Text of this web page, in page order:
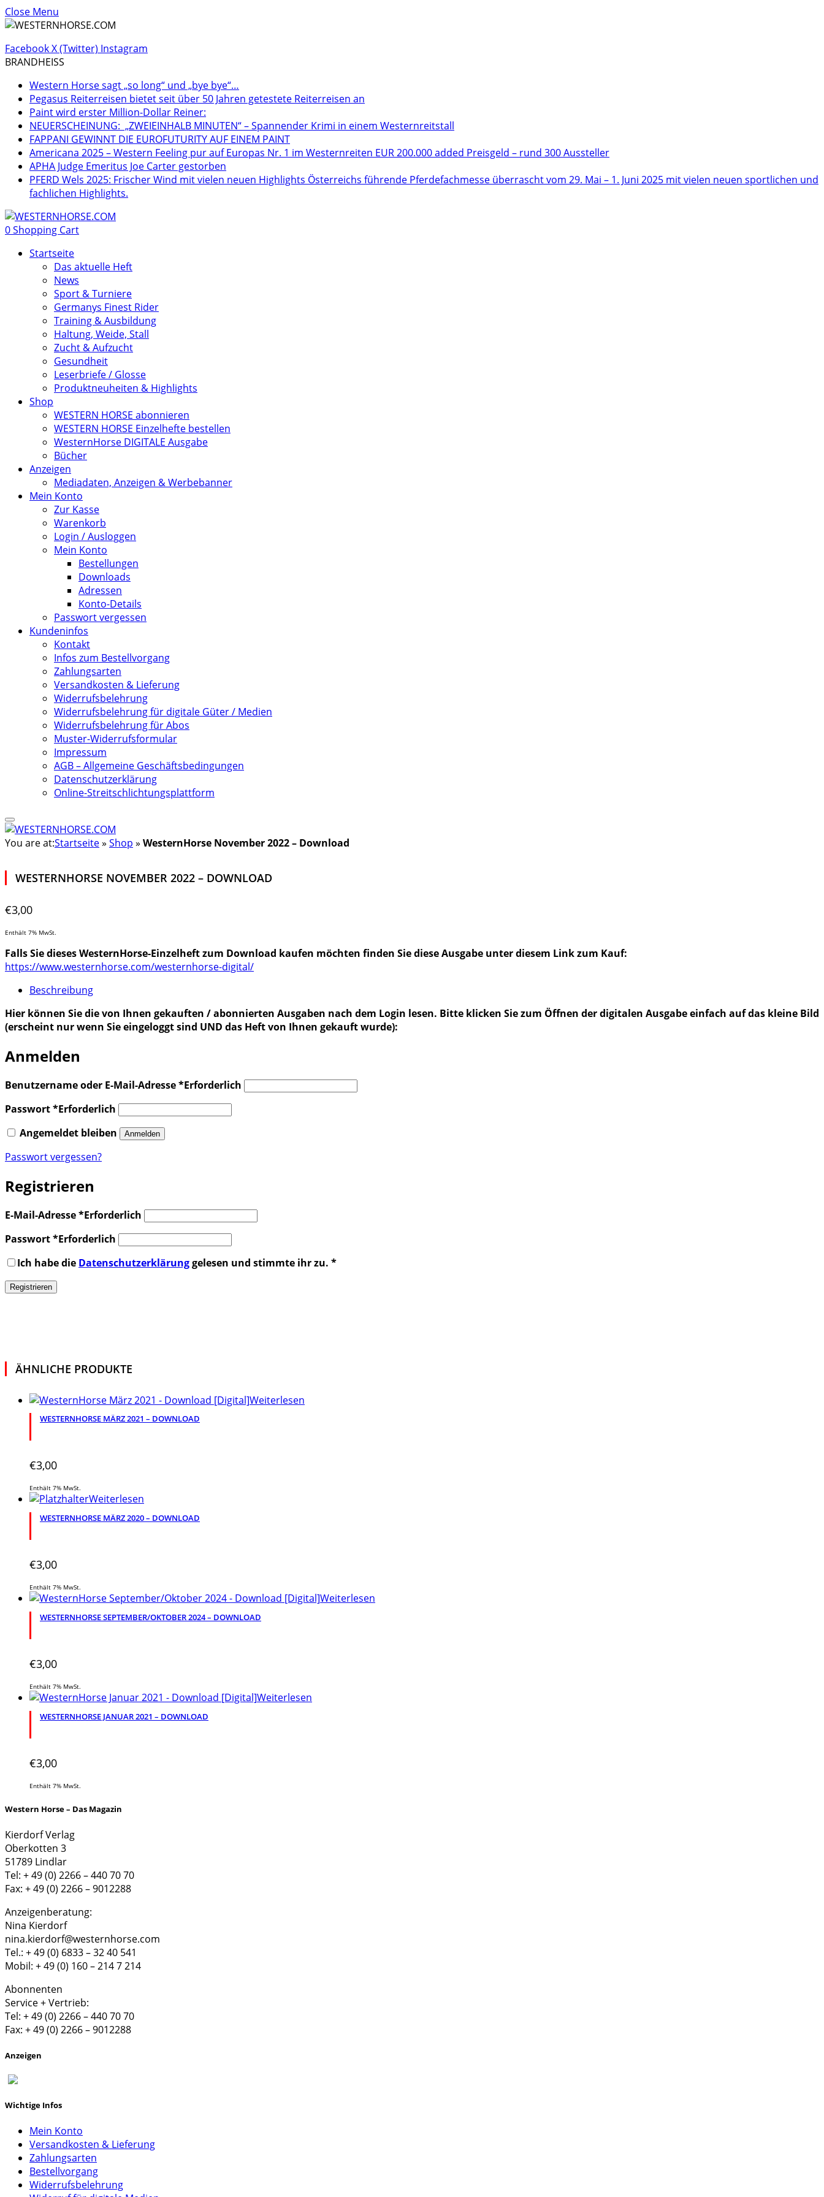
Close Menu
FacebookX (Twitter) Instagram
BRANDHEISS
Western Horse sagt „so long“ und „bye bye“…
Pegasus Reiterreisen bietet seit über 50 Jahren getestete Reiterreisen an
Paint wird erster Million-Dollar Reiner:
NEUERSCHEINUNG: „ZWEIEINHALB MINUTEN“ – Spannender Krimi in einem Westernreitstall
FAPPANI GEWINNT DIE EUROFUTURITY AUF EINEM PAINT
Americana 2025 – Western Feeling pur auf Europas Nr. 1 im Westernreiten EUR 200.000 added Preisgeld – rund 300 Aussteller
APHA Judge Emeritus Joe Carter gestorben
PFERD Wels 2025: Frischer Wind mit vielen neuen Highlights Österreichs führende Pferdefachmesse überrascht vom 29. Mai – 1. Juni 2025 mit vielen neuen sportlichen und
fachlichen Highlights.
0Shopping Cart
Startseite
Das aktuelle Heft
News
Sport & Turniere
Germanys Finest Rider
Training & Ausbildung
Haltung, Weide, Stall
Zucht & Aufzucht
Gesundheit
Leserbriefe / Glosse
Produktneuheiten & Highlights
Shop
WESTERN HORSE abonnieren
WESTERN HORSE Einzelhefte bestellen
WesternHorse DIGITALE Ausgabe
Bücher
Anzeigen
Mediadaten, Anzeigen & Werbebanner
Mein Konto
Zur Kasse
Warenkorb
Login / Ausloggen
Mein Konto
Bestellungen
Downloads
Adressen
Konto-Details
Passwort vergessen
Kundeninfos
Kontakt
Infos zum Bestellvorgang
Zahlungsarten
Versandkosten & Lieferung
Widerrufsbelehrung
Widerrufsbelehrung für digitale Güter / Medien
Widerrufsbelehrung für Abos
Muster-Widerrufsformular
Impressum
AGB – Allgemeine Geschäftsbedingungen
Datenschutzerklärung
Online-Streitschlichtungsplattform
You are at:Startseite» Shop » WesternHorse November 2022 – Download
WESTERNHORSE NOVEMBER 2022 – DOWNLOAD
€3,00
Enthält 7% MwSt.
Falls Sie dieses WesternHorse-Einzelheft zum Download kaufen möchten finden Sie diese Ausgabe unter diesem Link zum Kauf:
https://www.westernhorse.com/westernhorse-digital/
Beschreibung
Hier können Sie die von Ihnen gekauften / abonnierten Ausgaben nach dem Login lesen. Bitte klicken Sie zum Öffnen der digitalen Ausgabe einfach auf das kleine Bild
(erscheint nur wenn Sie eingeloggt sind UND das Heft von Ihnen gekauft wurde):
Anmelden
Benutzername oder E-Mail-Adresse*Erforderlich
Passwort*Erforderlich
Angemeldet bleiben
Anmelden
Passwort vergessen?
Registrieren
E-Mail-Adresse*Erforderlich
Passwort*Erforderlich
Ich habe die Datenschutzerklärunggelesen und stimmte ihr zu. *
Registrieren
ÄHNLICHE PRODUKTE
Weiterlesen
WESTERNHORSE MÄRZ 2021 – DOWNLOAD
€3,00
Enthält 7% MwSt.
Weiterlesen
WESTERNHORSE MÄRZ 2020 – DOWNLOAD
€3,00
Enthält 7% MwSt.
Weiterlesen
WESTERNHORSE SEPTEMBER/OKTOBER 2024 – DOWNLOAD
€3,00
Enthält 7% MwSt.
Weiterlesen
WESTERNHORSE JANUAR 2021 – DOWNLOAD
€3,00
Enthält 7% MwSt.
Western Horse – Das Magazin
Kierdorf Verlag
Oberkotten 3
51789 Lindlar
Tel: + 49 (0) 2266 – 440 70 70
Fax: + 49 (0) 2266 – 9012288
Anzeigenberatung:
Nina Kierdorf
nina.kierdorf@westernhorse.com
Tel.: + 49 (0) 6833 – 32 40 541
Mobil: + 49 (0) 160 – 214 7 214
Abonnenten
Service + Vertrieb:
Tel: + 49 (0) 2266 – 440 70 70
Fax: + 49 (0) 2266 – 9012288
Anzeigen
Wichtige Infos
Mein Konto
Versandkosten & Lieferung
Zahlungsarten
Bestellvorgang
Widerrufsbelehrung